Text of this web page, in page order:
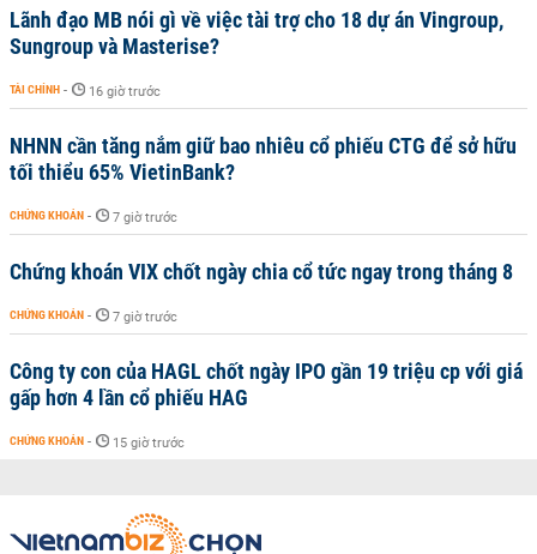
Lãnh đạo MB nói gì về việc tài trợ cho 18 dự án Vingroup,
Sungroup và Masterise?
TÀI CHÍNH - 16 giờ trước
NHNN cần tăng nắm giữ bao nhiêu cổ phiếu CTG để sở hữu
tối thiểu 65% VietinBank?
CHỨNG KHOÁN - 7 giờ trước
Chứng khoán VIX chốt ngày chia cổ tức ngay trong tháng 8
CHỨNG KHOÁN - 7 giờ trước
Công ty con của HAGL chốt ngày IPO gần 19 triệu cp với giá
gấp hơn 4 lần cổ phiếu HAG
CHỨNG KHOÁN - 15 giờ trước